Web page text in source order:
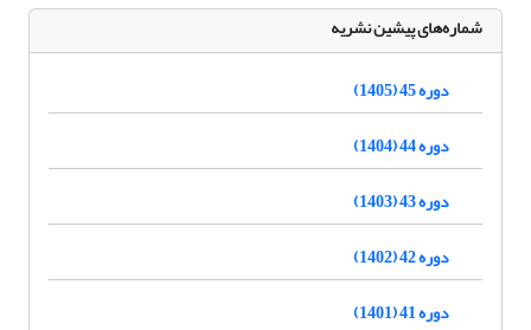
شماره‌های پیشین نشریه
دوره 45 (1405)
دوره 44 (1404)
دوره 43 (1403)
دوره 42 (1402)
دوره 41 (1401)